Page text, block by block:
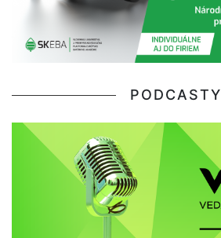
PODCASTY